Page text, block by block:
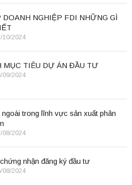
DOANH NGHIỆP FDI NHỮNG GÌ
10/2024
MỤC TIÊU DỰ ÁN ĐẦU TƯ
09/2024
trong lĩnh vực sản xuất phân
08/2024
nhận đăng ký đầu tư
08/2024